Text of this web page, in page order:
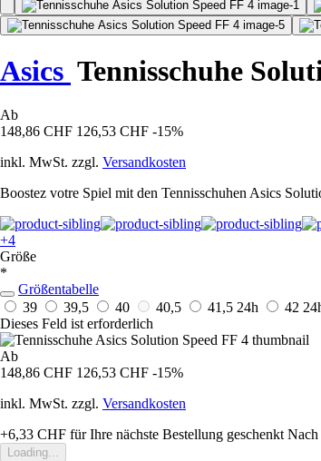
Asics Tennisschuhe
Ab
148,86 CHF 126,53 CHF -15%
inkl. MwSt. zzgl. Versandkosten
Boostez votre Spiel mit den Tennisschuhen Asics
+4
Größe
*
Größentabelle
39
39,5 40 40,5 41,5 24h 42
Dieses Feld ist erforderlich
Ab
148,86 CHF 126,53 CHF -15%
inkl. MwSt. zzgl. Versandkosten
+6,33 CHF für Ihre nächste Bestellung geschenkt Nach
Loading...